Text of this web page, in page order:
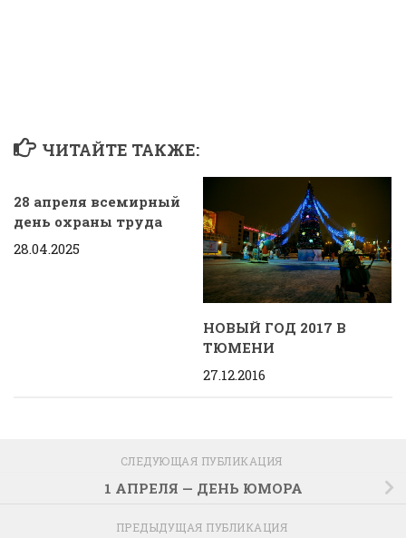
ЧИТАЙТЕ ТАКЖЕ:
28 апреля всемирный
день охраны труда
28.04.2025
НОВЫЙ ГОД 2017 В
ТЮМЕНИ
27.12.2016
СЛЕДУЮЩАЯ ПУБЛИКАЦИЯ
1 АПРЕЛЯ — ДЕНЬ ЮМОРА
ПРЕДЫДУЩАЯ ПУБЛИКАЦИЯ